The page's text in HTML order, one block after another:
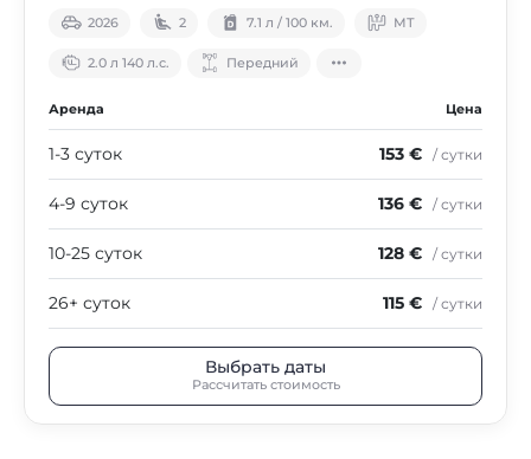
2026 2 7.1 л / 100 км. МТ
2.0 л 140 л.с. Передний
Аренда Цена
1-3 суток 153 € / сутки
4-9 суток 136 € / сутки
10-25 суток 128 € / сутки
26+ суток 115 € / сутки
Выбрать даты
Рассчитать стоимость